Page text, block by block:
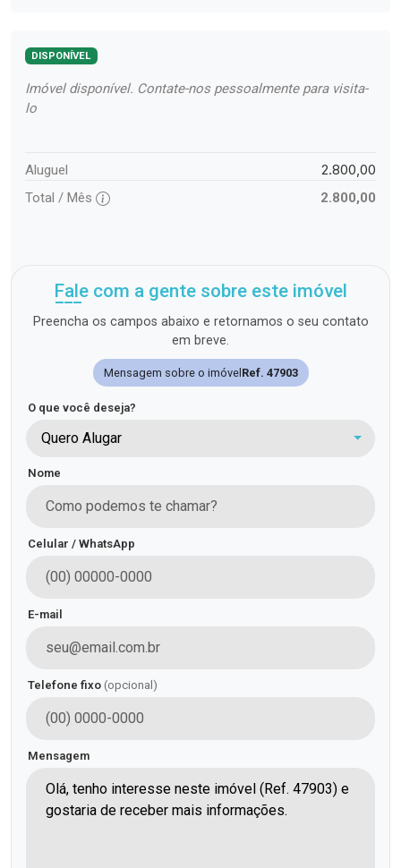
DISPONÍVEL
Imóvel disponível. Contate-nos pessoalmente para visita-
lo
Aluguel 2.800,00
Total / Mês 2.800,00
Fale com a gente sobre este imóvel
Preencha os campos abaixo e retornamos o seu contato
em breve.
Mensagem sobre o imóvelRef. 47903
O que você deseja?
Quero Alugar
Nome
Celular / WhatsApp
E-mail
Telefone fixo (opcional)
Mensagem